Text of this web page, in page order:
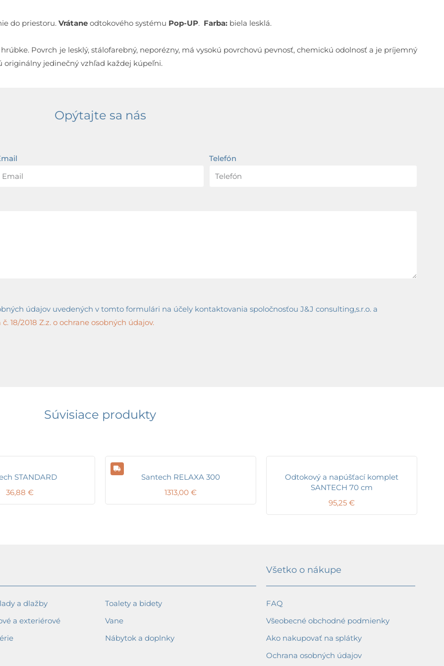
do priestoru. Vrátane odtokového systému Pop-UP. Farba: biela lesklá.
Povrch je lesklý, stálofarebný, neporézny, má vysokú povrchovú pevnosť, chemickú odolnosť a je príjemný
jedinečný vzhľad každej kúpeľni.
Opýtajte sa nás
Telefón
údajov uvedených v tomto formulári na účely kontaktovania spoločnosťou J&J consulting,s.r.o. a
18/2018 Z.z. o ochrane osobných údajov.
Súvisiace produkty
STANDARD
36,88 €
Santech RELAXA 300
1313,00 €
Odtokový a napúšťací komplet
SANTECH 70 cm
95,25 €
a dlažby
a exteriérové
Toalety a bidety
Vane
Nábytok a doplnky
Všetko o nákupe
FAQ
Všeobecné obchodné podmienky
Ako nakupovať na splátky
Ochrana osobných údajov